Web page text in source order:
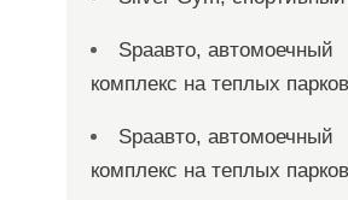
Spaавто, автомоечный
комплекс на теплых
Spaавто, автомоечный
комплекс на теплых